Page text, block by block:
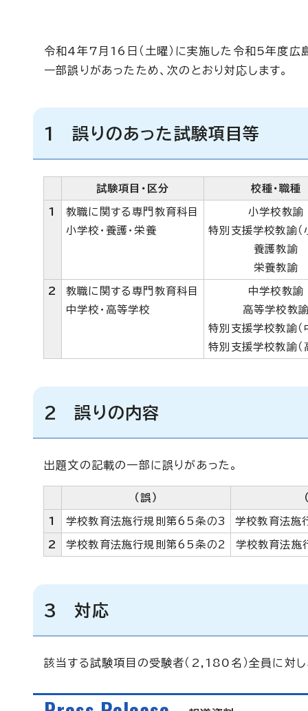
令和4年7月16日（土曜）に実施した令和5年度広
一部誤りがあったため、次のとおり対応します。
1 誤りのあった試験項目等
試験項目・区分 校種・職種
1
教職に関する専門教育科目
小学校・養護・栄養
小学校教諭
特別支援学校教諭（
養護教諭
栄養教諭
2
教職に関する専門教育科目
中学校・高等学校
中学校教諭
高等学校教
特別支援学校教諭（
特別支援学校教諭（
2 誤りの内容
出題文の記載の一部に誤りがあった。
（誤）
1 学校教育法施行規則第65条の3 学校教育法
2 学校教育法施行規則第65条の2 学校教育法
3 対応
該当する試験項目の受験者（2,180名）全員に対